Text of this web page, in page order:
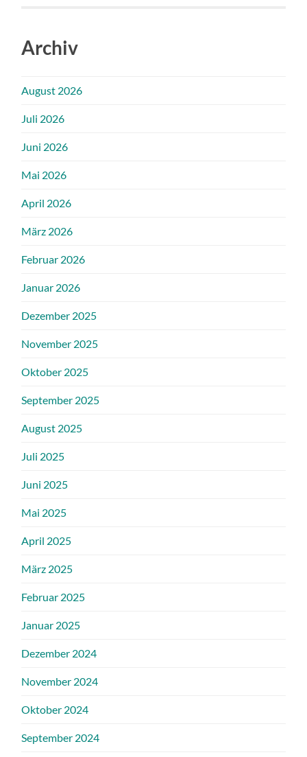
Archiv
August 2026
Juli 2026
Juni 2026
Mai 2026
April 2026
März 2026
Februar 2026
Januar 2026
Dezember 2025
November 2025
Oktober 2025
September 2025
August 2025
Juli 2025
Juni 2025
Mai 2025
April 2025
März 2025
Februar 2025
Januar 2025
Dezember 2024
November 2024
Oktober 2024
September 2024